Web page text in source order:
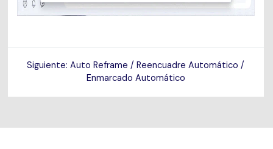
Siguiente: Auto Reframe / Reencuadre Automático /
Enmarcado Automático